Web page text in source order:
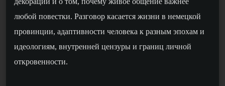
любой повестки. Разговор касается жизни в немецкой
провинции, адаптивности человека к разным эпохам и
идеологиям, внутренней цензуры и границ личной
откровенности.